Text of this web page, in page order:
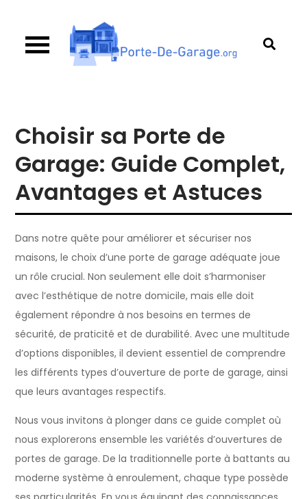
content
Choisir sa Porte de
Garage: Guide Complet,
Avantages et Astuces
Dans notre quête pour améliorer et sécuriser nos
maisons, le choix d’une porte de garage adéquate joue
un rôle crucial. Non seulement elle doit s’harmoniser
avec l’esthétique de notre domicile, mais elle doit
également répondre à nos besoins en termes de
sécurité, de praticité et de durabilité. Avec une multitude
d’options disponibles, il devient essentiel de comprendre
les différents types d’ouverture de porte de garage, ainsi
que leurs avantages respectifs.
Nous vous invitons à plonger dans ce guide complet où
nous explorerons ensemble les variétés d’ouvertures de
portes de garage. De la traditionnelle porte à battants au
moderne système à enroulement, chaque type possède